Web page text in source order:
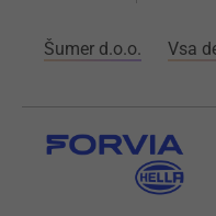
Šumer d.o.o. Vsa